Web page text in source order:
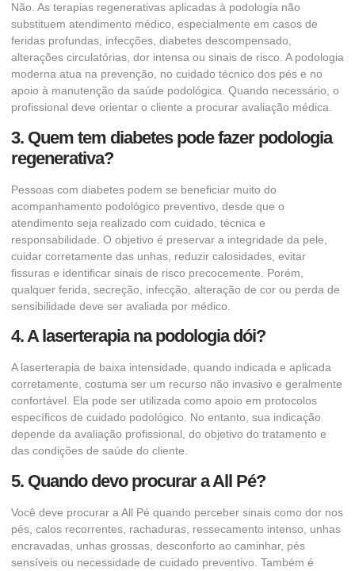
Não. As terapias regenerativas aplicadas à podologia não
substituem atendimento médico, especialmente em casos de
feridas profundas, infecções, diabetes descompensado,
alterações circulatórias, dor intensa ou sinais de risco. A podologia
moderna atua na prevenção, no cuidado técnico dos pés e no
apoio à manutenção da saúde podológica. Quando necessário, o
profissional deve orientar o cliente a procurar avaliação médica.
3. Quem tem diabetes pode fazer podologia
regenerativa?
Pessoas com diabetes podem se beneficiar muito do
acompanhamento podológico preventivo, desde que o
atendimento seja realizado com cuidado, técnica e
responsabilidade. O objetivo é preservar a integridade da pele,
cuidar corretamente das unhas, reduzir calosidades, evitar
fissuras e identificar sinais de risco precocemente. Porém,
qualquer ferida, secreção, infecção, alteração de cor ou perda de
sensibilidade deve ser avaliada por médico.
4. A laserterapia na podologia dói?
A laserterapia de baixa intensidade, quando indicada e aplicada
corretamente, costuma ser um recurso não invasivo e geralmente
confortável. Ela pode ser utilizada como apoio em protocolos
específicos de cuidado podológico. No entanto, sua indicação
depende da avaliação profissional, do objetivo do tratamento e
das condições de saúde do cliente.
5. Quando devo procurar a All Pé?
Você deve procurar a All Pé quando perceber sinais como dor nos
pés, calos recorrentes, rachaduras, ressecamento intenso, unhas
encravadas, unhas grossas, desconforto ao caminhar, pés
sensíveis ou necessidade de cuidado preventivo. Também é